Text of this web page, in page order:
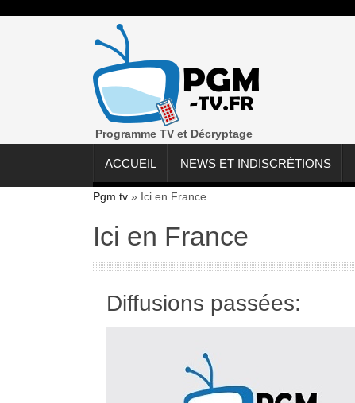
Programme TV et Décryptage
ACCUEIL NEWS ET INDISCRÉTIONS
Pgm tv » Ici en France
Ici en France
Diffusions passées: